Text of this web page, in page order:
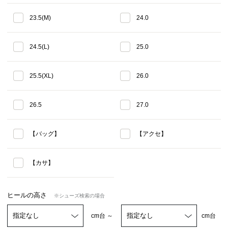
23.5(M) 24.0
24.5(L) 25.0
25.5(XL) 26.0
26.5 27.0
【バッグ】 【アクセ】
【カサ】
ヒールの高さ ※シューズ検索の場合
cm台 ～ cm台